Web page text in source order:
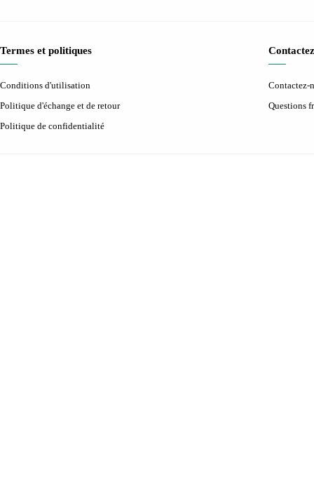
Termes et politiques
Conditions d'utilisation
Politique d'échange et de retour
Politique de confidentialité
Contactez-
Questions